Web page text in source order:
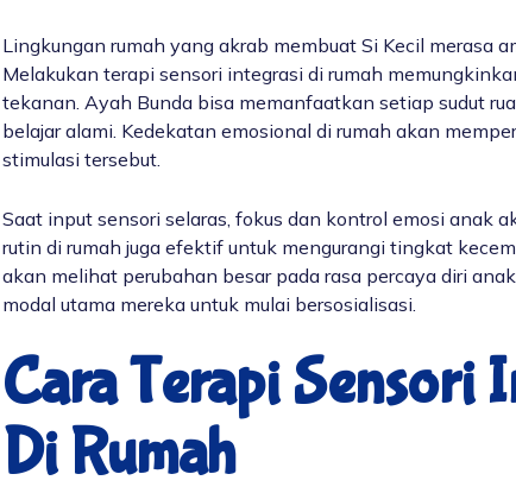
Lingkungan rumah yang akrab membuat Si Kecil merasa
Melakukan terapi sensori integrasi di rumah
tekanan. Ayah Bunda bisa memanfaatkan setiap sudut
belajar alami. Kedekatan emosional di rumah akan
stimulasi tersebut.
Saat input sensori selaras, fokus dan kontrol emosi anak
rutin di rumah juga efektif untuk mengurangi tingkat
akan melihat perubahan besar pada rasa percaya diri
modal utama mereka untuk mulai bersosialisasi.
CaraTerapi Sensori
Di Rumah